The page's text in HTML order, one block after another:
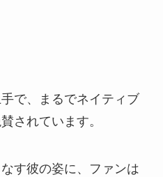
で、まるでネイティブ
されています。
す彼の姿に、ファンは